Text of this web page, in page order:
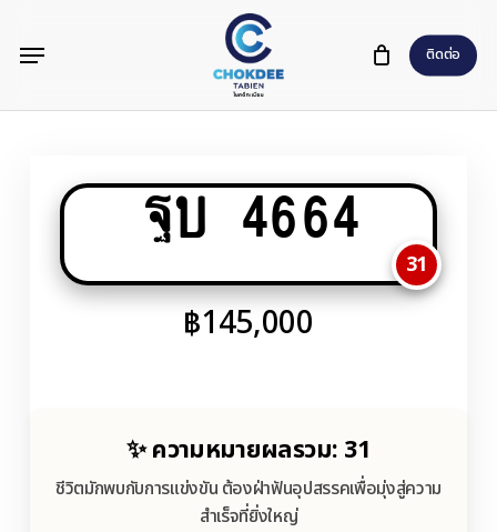
content
ติดต่อ
Menu
ฐบ 4664
31
฿145,000
✨ ความหมายผลรวม: 31
ชีวิตมักพบกับการแข่งขัน ต้องฝ่าฟันอุปสรรคเพื่อมุ่งสู่ความ
สำเร็จที่ยิ่งใหญ่